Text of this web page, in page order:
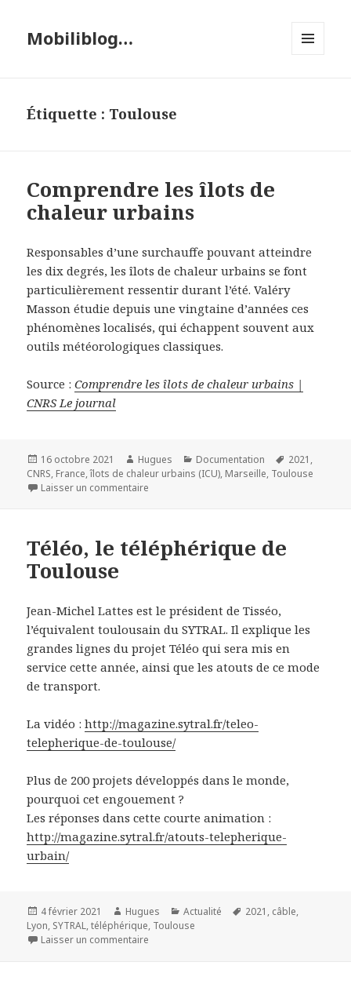
Mobiliblog…
Étiquette : Toulouse
Comprendre les îlots de
chaleur urbains
Responsables d’une surchauffe pouvant atteindre
les dix degrés, les îlots de chaleur urbains se font
particulièrement ressentir durant l’été. Valéry
Masson étudie depuis une vingtaine d’années ces
phénomènes localisés, qui échappent souvent aux
outils météorologiques classiques.
Source :Comprendre les îlots de chaleur urbains |
CNRS Le journal
Publié
le
16 octobre 2021 Auteur
Hugues Catégories
Documentation
Mots-
clés
2021 ,
CNRS, France,îlots de chaleur urbains (ICU), Marseille, Toulouse
Laisser un commentaire
Téléo, le téléphérique de
Toulouse
Jean-Michel Lattes est le président de Tisséo,
l’équivalent toulousain du SYTRAL. Il explique les
grandes lignes du projet Téléo qui sera mis en
service cette année, ainsi que les atouts de ce mode
de transport.
La vidéo :http://magazine.sytral.fr/teleo-
telepherique-de-toulouse/
Plus de 200 projets développés dans le monde,
pourquoi cet engouement ?
Les réponses dans cette courte animation :
http://magazine.sytral.fr/atouts-telepherique-
urbain/
Publié
le
4 février 2021 Auteur
Hugues Catégories
Actualité
Mots-
2021 , câble,
Lyon, SYTRAL,téléphérique, Toulouse
Laisser un commentaire